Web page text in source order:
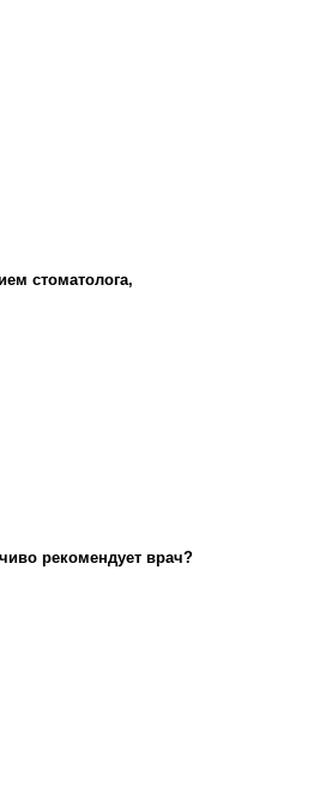
стоматолога,
рекомендует врач?